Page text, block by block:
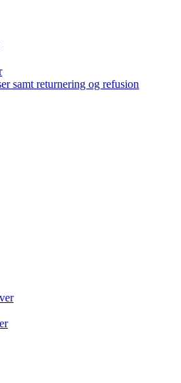
samt returnering og refusion